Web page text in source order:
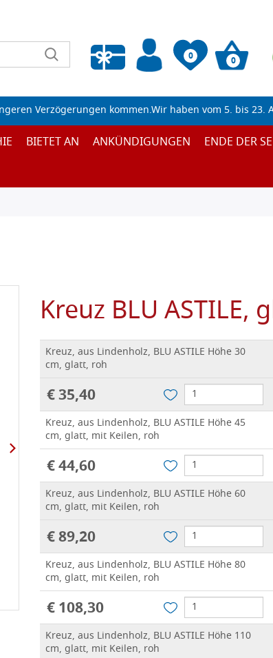
0
Wunschliste leeren
0
Verzögerungen kommen.Wir haben vom 5. bis 23.
BIETET AN ANKÜNDIGUNGEN ENDE DER
Kreuz BLU ASTILE,
Kreuz, aus Lindenholz, BLU ASTILE Höhe 30
cm, glatt, roh
€ 35,40
Kreuz, aus Lindenholz, BLU ASTILE Höhe 45
cm, glatt, mit Keilen, roh
€ 44,60
Kreuz, aus Lindenholz, BLU ASTILE Höhe 60
cm, glatt, mit Keilen, roh
€ 89,20
Kreuz, aus Lindenholz, BLU ASTILE Höhe 80
cm, glatt, mit Keilen, roh
€ 108,30
Kreuz, aus Lindenholz, BLU ASTILE Höhe 110
cm, glatt, mit Keilen, roh